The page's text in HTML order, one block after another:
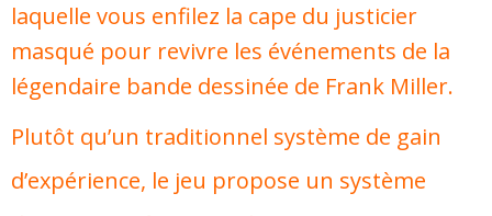
laquelle vous enfilez la cape du justicier
masqué pour revivre les événements de la
légendaire bande dessinée de Frank Miller.
Plutôt qu’un traditionnel système de gain
d’expérience, le jeu propose un système